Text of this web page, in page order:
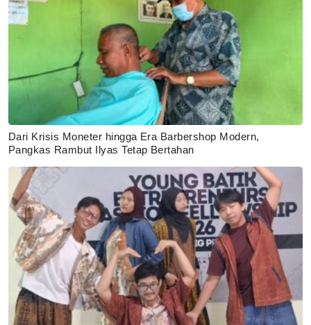
Dari Krisis Moneter hingga Era Barbershop Modern,
Pangkas Rambut Ilyas Tetap Bertahan